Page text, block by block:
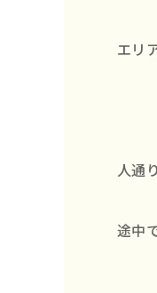
エリ
人通
途中